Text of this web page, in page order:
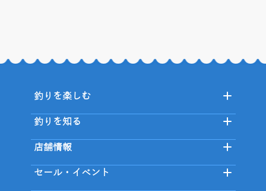
釣りを楽しむ
釣りを知る
店舗情報
セール・イベント